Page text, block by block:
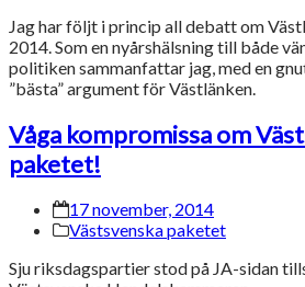
Jag har följt i princip all debatt om
2014. Som en nyårshälsning till både
politiken sammanfattar jag, med en
”bästa” argument för Västlänken.
Våga kompromissa om
paketet!
17 november, 2014
Västsvenska paketet
Sju riksdagspartier stod på JA-sidan